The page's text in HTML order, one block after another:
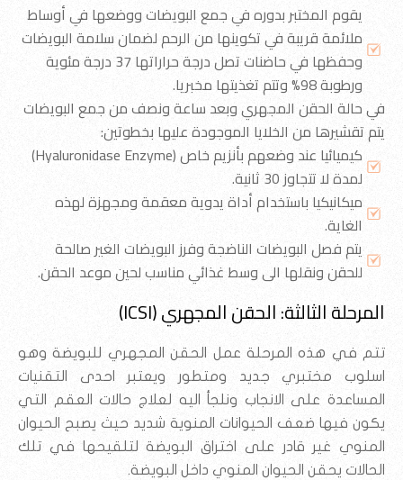
يقوم المختبر بدوره في جمع البويضات ووضعها في أوساط
ملائمة قريبة في تكوينها من الرحم لضمان سلامة البويضات
وحفظها في حاضنات تصل درجة حراراتها 37 درجة مئوية
ورطوبة 98% وتتم تغذيتها مخبريا.
في حالة الحقن المجهري وبعد ساعة ونصف من جمع البويضات
يتم تقشيرها من الخلايا الموجودة عليها بخطوتين:
كيميائيا عند وضعهم بأنزيم خاص (Hyaluronidase Enzyme)
لمدة لا تتجاوز 30 ثانية.
ميكانيكيا باستخدام أداة يدوية معقمة ومجهزة لهذه
الغاية.
يتم فصل البويضات الناضجة وفرز البويضات الغير صالحة
للحقن ونقلها الى وسط غذائي مناسب لحين موعد الحقن.
المرحلة الثالثة: الحقن المجهري (ICSI)
تتم في هذه المرحلة عمل الحقن المجهري للبويضة وهو
اسلوب مختبري جديد ومتطور ويعتبر احدى التقنيات
المساعدة على الانجاب ونلجأ اليه لعلاج حالات العقم التي
يكون فيها ضعف الحيوانات المنوية شديد حيث يصبح الحيوان
المنوي غير قادر على اختراق البويضة لتلقيحها في تلك
الحالات يحقن الحيوان المنوي داخل البويضة.